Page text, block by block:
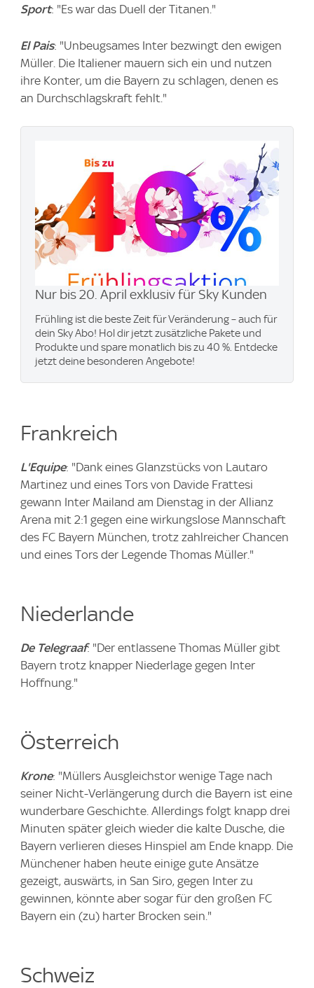
Sport: "Es war das Duell der Titanen."
El Pais: "Unbeugsames Inter bezwingt den ewigen
Müller. Die Italiener mauern sich ein und nutzen
ihre Konter, um die Bayern zu schlagen, denen es
an Durchschlagskraft fehlt."
Nur bis 20. April exklusiv für Sky Kunden
Frühling ist die beste Zeit für Veränderung – auch für
dein Sky Abo! Hol dir jetzt zusätzliche Pakete und
Produkte und spare monatlich bis zu 40 %. Entdecke
jetzt deine besonderen Angebote!
Frankreich
L'Equipe: "Dank eines Glanzstücks von Lautaro
Martinez und eines Tors von Davide Frattesi
gewann Inter Mailand am Dienstag in der Allianz
Arena mit 2:1 gegen eine wirkungslose Mannschaft
des FC Bayern München, trotz zahlreicher Chancen
und eines Tors der Legende Thomas Müller."
Niederlande
De Telegraaf: "Der entlassene Thomas Müller gibt
Bayern trotz knapper Niederlage gegen Inter
Hoffnung."
Österreich
Krone: "Müllers Ausgleichstor wenige Tage nach
seiner Nicht-Verlängerung durch die Bayern ist eine
wunderbare Geschichte. Allerdings folgt knapp drei
Minuten später gleich wieder die kalte Dusche, die
Bayern verlieren dieses Hinspiel am Ende knapp. Die
Münchener haben heute einige gute Ansätze
gezeigt, auswärts, in San Siro, gegen Inter zu
gewinnen, könnte aber sogar für den großen FC
Bayern ein (zu) harter Brocken sein."
Schweiz